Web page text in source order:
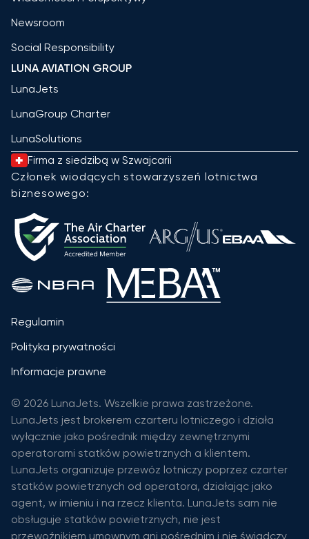
Newsroom
Social Responsibility
LUNA AVIATION GROUP
LunaJets
LunaGroup Charter
LunaSolutions
Firma z siedzibą w Szwajcarii
Członek wiodących stowarzyszeń lotnictwa
biznesowego:
Regulamin
Polityka prywatności
Informacje prawne
© 2026 LunaJets. Wszelkie prawa zastrzeżone.
LunaJets jest brokerem czarteru lotniczego i działa
wyłącznie jako pośrednik między zewnętrznymi
operatorami statków powietrznych a klientem.
LunaJets organizuje przewóz lotniczy poprzez czarter
statków powietrznych od operatora, działając jako
agent, w imieniu i na rzecz klienta. LunaJets sam nie
obsługuje statków powietrznych, nie jest
przewoźnikiem umownym ani pośrednim i nie świadczy